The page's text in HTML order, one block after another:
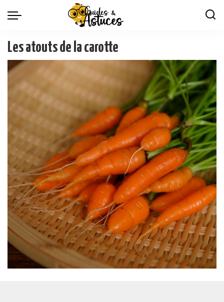
Les atouts de la carotte